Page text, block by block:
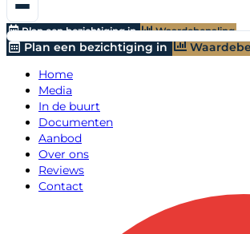
Plan een bezichtiging in Waardebepaling
Plan een bezichtiging in
Home
Media
In de buurt
Documenten
Aanbod
Over ons
Reviews
Contact